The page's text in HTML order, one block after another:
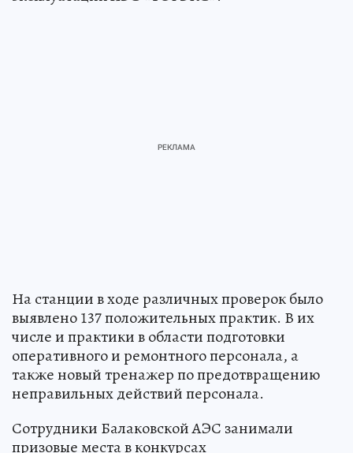
На станции в ходе различных проверок было
выявлено 137 положительных практик. В их
числе и практики в области подготовки
оперативного и ремонтного персонала, а
также новый тренажер по предотвращению
неправильных действий персонала.
Сотрудники Балаковской АЭС занимали
призовые места в конкурсах